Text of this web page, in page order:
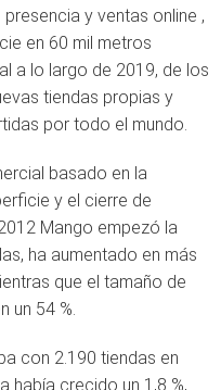
y ventas online ,
en 60 mil metros
a lo largo de 2019, de los
tiendas propias y
por todo el mundo.
basado en la
y el cierre de
Mango empezó la
ha aumentado en más
que el tamaño de
un 54 %.
con 2.190 tiendas en
había crecido un 1,8 %,